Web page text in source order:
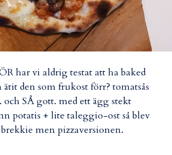
har vi aldrig testat att ha baked
ätit den som frukost förr? tomatsås
SÅ gott. med ett ägg stekt
potatis + lite taleggio-ost så blev
men pizzaversionen.